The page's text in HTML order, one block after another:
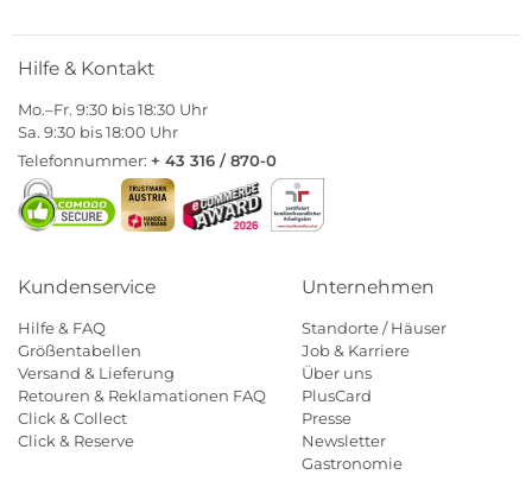
Hilfe & Kontakt
Mo.–Fr. 9:30 bis 18:30 Uhr
Sa. 9:30 bis 18:00 Uhr
Telefonnummer: + 43 316 / 870-0
Kundenservice
Hilfe & FAQ
Größentabellen
Versand & Lieferung
Retouren & Reklamationen FAQ
Click & Collect
Click & Reserve
Unternehmen
Standorte / Häuser
Job & Karriere
Über uns
PlusCard
Presse
Newsletter
Gastronomie